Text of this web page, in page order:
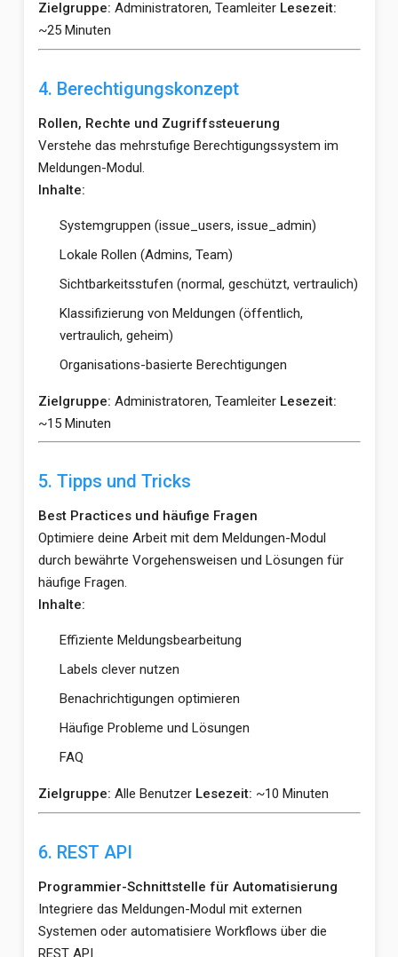
Zielgruppe: Administratoren, Teamleiter Lesezeit:
~25 Minuten
4. Berechtigungskonzept
Rollen, Rechte und Zugriffssteuerung
Verstehe das mehrstufige Berechtigungssystem im
Meldungen-Modul.
Inhalte:
Systemgruppen (issue_users, issue_admin)
Lokale Rollen (Admins, Team)
Sichtbarkeitsstufen (normal, geschützt, vertraulich)
Klassifizierung von Meldungen (öffentlich,
vertraulich, geheim)
Organisations-basierte Berechtigungen
Zielgruppe: Administratoren, Teamleiter Lesezeit:
~15 Minuten
5. Tipps und Tricks
Best Practices und häufige Fragen
Optimiere deine Arbeit mit dem Meldungen-Modul
durch bewährte Vorgehensweisen und Lösungen für
häufige Fragen.
Inhalte:
Effiziente Meldungsbearbeitung
Labels clever nutzen
Benachrichtigungen optimieren
Häufige Probleme und Lösungen
FAQ
Zielgruppe: Alle Benutzer Lesezeit: ~10 Minuten
6. REST API
Programmier-Schnittstelle für Automatisierung
Integriere das Meldungen-Modul mit externen
Systemen oder automatisiere Workflows über die
REST API.